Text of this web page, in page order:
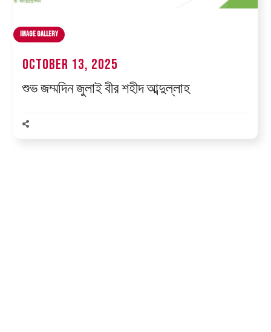
Image Gallery
October 13, 2025
শুভ জম্মদিন জুলাই বীর শহীদ আব্দুল্লাহ